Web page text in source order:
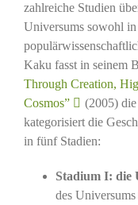
zahlreiche Studien
Universums sowohl
Kaku fasst in seinem
Through Creation,
Cosmos”
(2005) die
kategorisiert die
in fünf Stadien:
Stadium I: die
des